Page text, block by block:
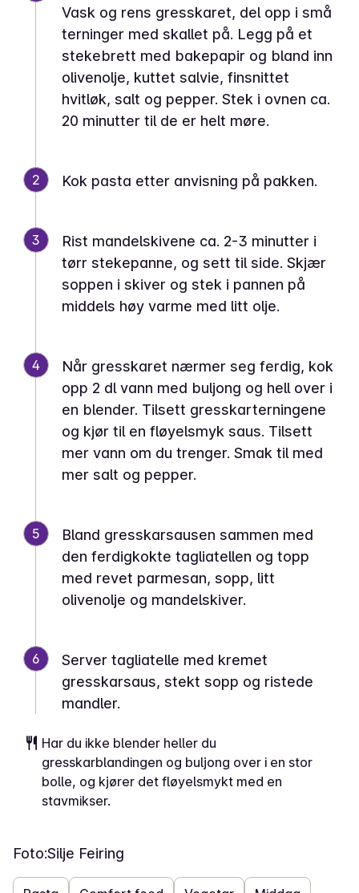
Vask og rens gresskaret, del opp i små
terninger med skallet på. Legg på et
stekebrett med bakepapir og bland inn
olivenolje, kuttet salvie, finsnittet
hvitløk, salt og pepper. Stek i ovnen ca.
20 minutter til de er helt møre.
2 Kok pasta etter anvisning på pakken.
3
Rist mandelskivene ca. 2-3 minutter i
tørr stekepanne, og sett til side. Skjær
soppen i skiver og stek i pannen på
middels høy varme med litt olje.
4
Når gresskaret nærmer seg ferdig, kok
opp 2 dl vann med buljong og hell over i
en blender. Tilsett gresskarterningene
og kjør til en fløyelsmyk saus. Tilsett
mer vann om du trenger. Smak til med
mer salt og pepper.
5
Bland gresskarsausen sammen med
den ferdigkokte tagliatellen og topp
med revet parmesan, sopp, litt
olivenolje og mandelskiver.
6
Server tagliatelle med kremet
gresskarsaus, stekt sopp og ristede
mandler.
Har du ikke blender heller du
gresskarblandingen og buljong over i en stor
bolle, og kjører det fløyelsmykt med en
stavmikser.
Foto:Silje Feiring